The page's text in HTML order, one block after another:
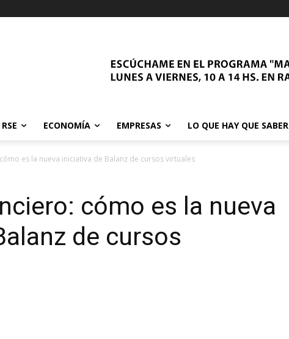
RSE ECONOMÍA EMPRESAS LO QUE HAY QUE SABER
es la nueva iniciativa de Balanz de cursos virtuales
cómo es la nueva
de cursos